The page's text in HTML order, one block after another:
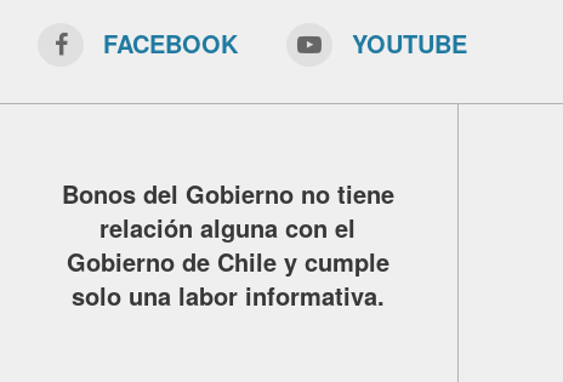
FACEBOOK YOUTUBE
Bonos del Gobierno no tiene
relación alguna con el
Gobierno de Chile y cumple
solo una labor informativa.